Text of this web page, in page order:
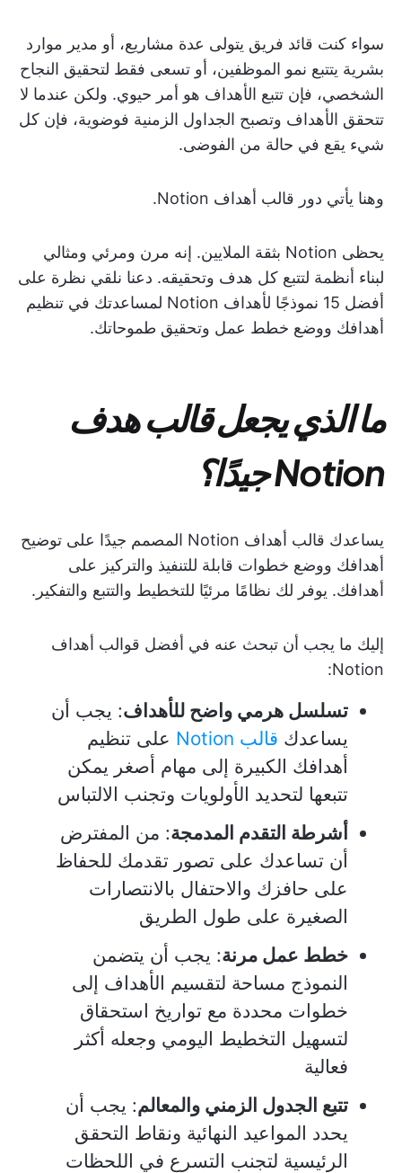
سواء كنت قائد فريق يتولى عدة مشاريع، أو مدير موارد
بشرية يتتبع نمو الموظفين، أو تسعى فقط لتحقيق النجاح
الشخصي، فإن تتبع الأهداف هو أمر حيوي. ولكن عندما لا
تتحقق الأهداف وتصبح الجداول الزمنية فوضوية، فإن كل
شيء يقع في حالة من الفوضى.
وهنا يأتي دور قالب أهداف Notion.
يحظى Notion بثقة الملايين. إنه مرن ومرئي ومثالي
لبناء أنظمة لتتبع كل هدف وتحقيقه. دعنا نلقي نظرة على
أفضل 15 نموذجًا لأهداف Notion لمساعدتك في تنظيم
أهدافك ووضع خطط عمل وتحقيق طموحاتك.
ما الذي يجعل قالب هدف
Notion جيدًا؟
يساعدك قالب أهداف Notion المصمم جيدًا على توضيح
أهدافك ووضع خطوات قابلة للتنفيذ والتركيز على
أهدافك. يوفر لك نظامًا مرئيًا للتخطيط والتتبع والتفكير.
إليك ما يجب أن تبحث عنه في أفضل قوالب أهداف
Notion:
تسلسل هرمي واضح للأهداف: يجب أن
يساعدك قالب Notion
على تنظيم
أهدافك الكبيرة إلى مهام أصغر يمكن
تتبعها لتحديد الأولويات وتجنب الالتباس
أشرطة التقدم المدمجة: من المفترض
أن تساعدك على تصور تقدمك للحفاظ
على حافزك والاحتفال بالانتصارات
الصغيرة على طول الطريق
خطط عمل مرنة: يجب أن يتضمن
النموذج مساحة لتقسيم الأهداف إلى
خطوات محددة مع تواريخ استحقاق
لتسهيل التخطيط اليومي وجعله أكثر
فعالية
تتبع الجدول الزمني والمعالم: يجب أن
يحدد المواعيد النهائية ونقاط التحقق
الرئيسية لتجنب التسرع في اللحظات